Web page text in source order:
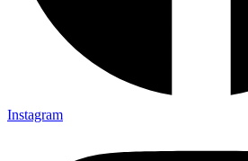
Instagram